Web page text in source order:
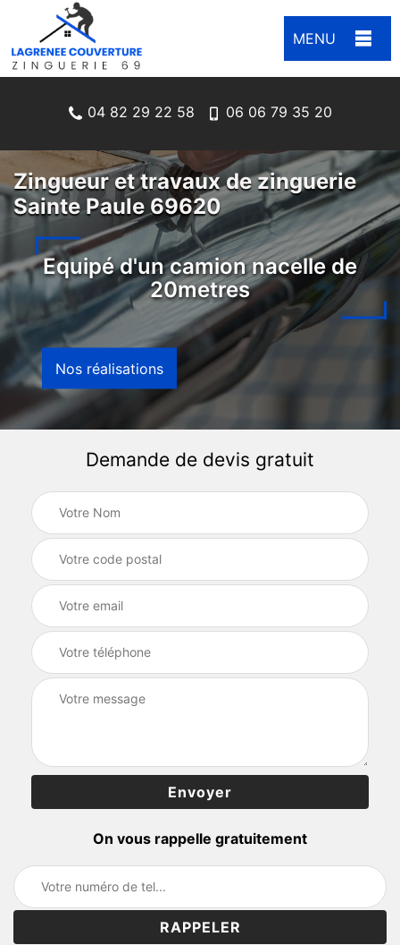
MENU
04 82 29 22 58 06 06 79 35 20
Zingueur et travaux de zinguerie
Sainte Paule 69620
Equipé d'un camion nacelle de
20metres
Nos réalisations
Demande de devis gratuit
On vous rappelle gratuitement